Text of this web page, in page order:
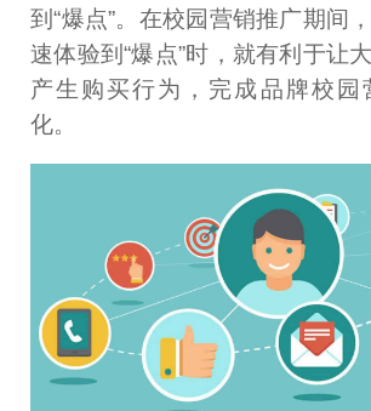
到“爆点”。在校园营销推广期间
速体验到“爆点”时，就有利于让
产生购买行为，完成品牌校园
化。